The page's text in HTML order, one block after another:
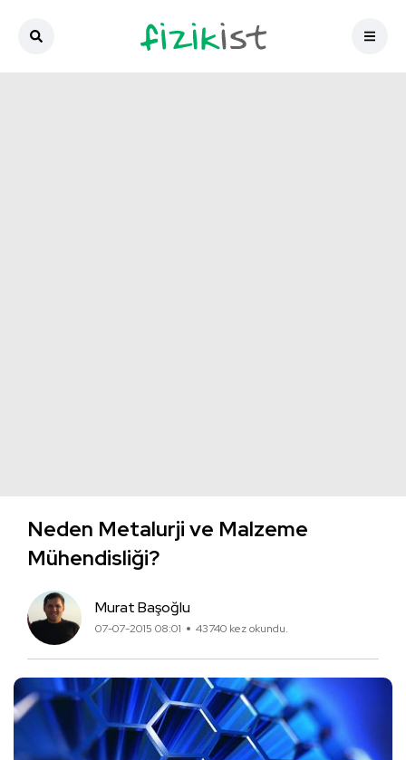
Neden Metalurji ve Malzeme
Mühendisliği?
Murat Başoğlu
07-07-2015 08:01 43740 kez okundu.